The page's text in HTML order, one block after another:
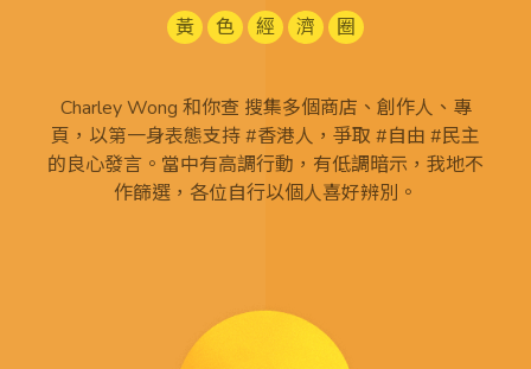
黃 色 經 濟 圈
Charley Wong 和你查 搜集多個商店、創作人、專
頁，以第一身表態支持 #香港人，爭取 #自由 #民主
的良心發言。當中有高調行動，有低調暗示，我地不
作篩選，各位自行以個人喜好辨別。